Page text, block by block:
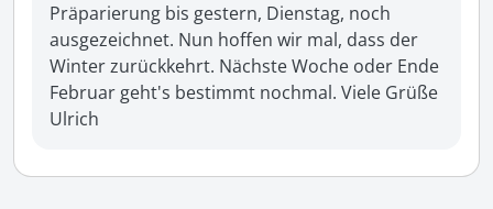
Präparierung bis gestern, Dienstag, noch
ausgezeichnet. Nun hoffen wir mal, dass der
Winter zurückkehrt. Nächste Woche oder Ende
Februar geht's bestimmt nochmal. Viele Grüße
Ulrich